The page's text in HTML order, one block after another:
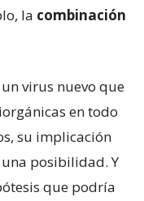
la combinación
un virus nuevo que
en todo
su implicación
posibilidad. Y
que podría